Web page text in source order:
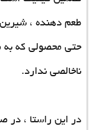
طعم دهنده ،
حتی محصولی که به
ناخالصی ندارد.
در این راستا ، در